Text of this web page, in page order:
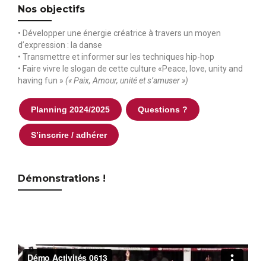
Nos objectifs
• Développer une énergie créatrice à travers un moyen
d’expression : la danse
• Transmettre et informer sur les techniques hip-hop
• Faire vivre le slogan de cette culture «Peace, love, unity and
having fun » (« Paix, Amour, unité et s’amuser »)
Planning 2024/2025 Questions ?
S’inscrire / adhérer
Démonstrations !